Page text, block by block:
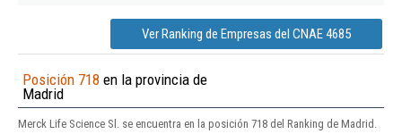
Ver Ranking de Empresas del CNAE 4685
Posición 718 en la provincia de
Madrid
Merck Life Science Sl. se encuentra en la posición 718 del Ranking de Madrid.